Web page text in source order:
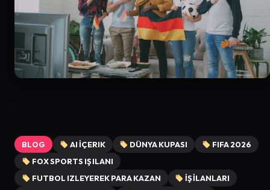
BLOG AI İÇERIK DÜNYA KUPASI
FIFA 2026
FOX SPORTS IŞ ILANI
FUTBOL IZLEYEREK PARA KAZAN
İŞ İLANLARI